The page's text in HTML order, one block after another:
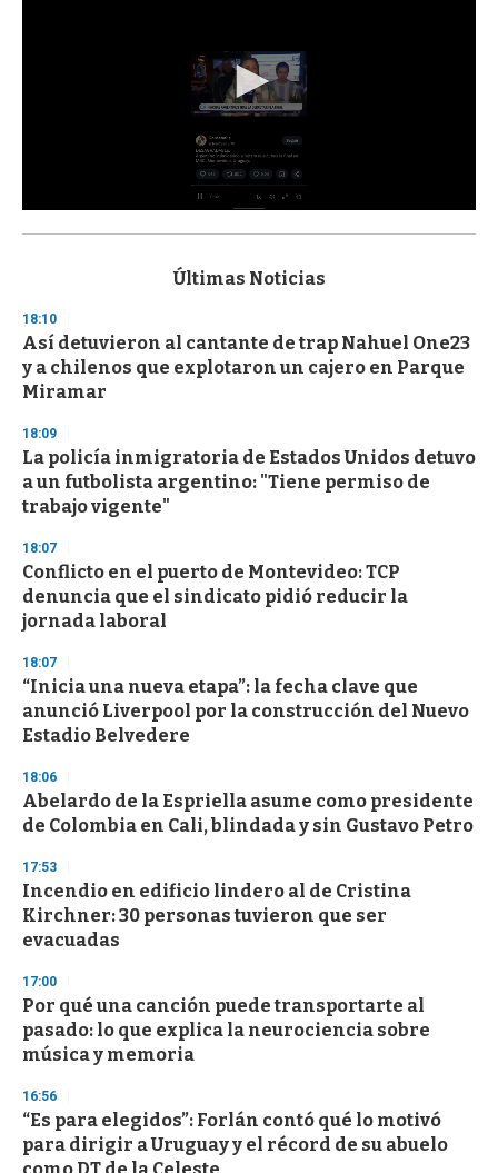
s
d
s
o
f
3
s
e
c
o
n
Últimas Noticias
18:10
Así detuvieron al cantante de trap Nahuel One23
y a chilenos que explotaron un cajero en Parque
Miramar
18:09
La policía inmigratoria de Estados Unidos detuvo
a un futbolista argentino: "Tiene permiso de
trabajo vigente"
18:07
Conflicto en el puerto de Montevideo: TCP
denuncia que el sindicato pidió reducir la
jornada laboral
18:07
“Inicia una nueva etapa”: la fecha clave que
anunció Liverpool por la construcción del Nuevo
Estadio Belvedere
18:06
Abelardo de la Espriella asume como presidente
de Colombia en Cali, blindada y sin Gustavo Petro
17:53
Incendio en edificio lindero al de Cristina
Kirchner: 30 personas tuvieron que ser
evacuadas
17:00
Por qué una canción puede transportarte al
pasado: lo que explica la neurociencia sobre
música y memoria
16:56
“Es para elegidos”: Forlán contó qué lo motivó
para dirigir a Uruguay y el récord de su abuelo